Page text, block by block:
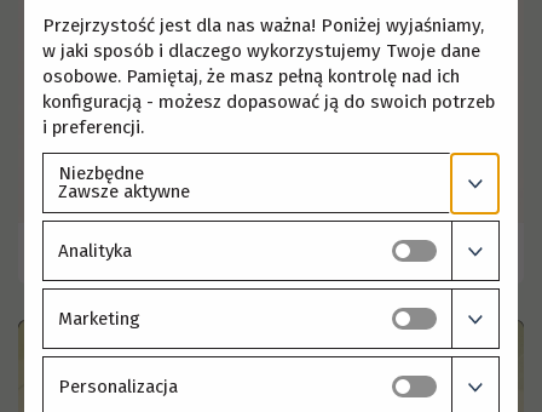
LOGO HR Excellence in research
Przejrzystość jest dla nas ważna! Poniżej wyjaśniamy,
w jaki sposób i dlaczego wykorzystujemy Twoje dane
osobowe. Pamiętaj, że masz pełną kontrolę nad ich
konfiguracją - możesz dopasować ją do swoich potrzeb
i preferencji.
Niezbędne
Zawsze aktywne
Analityka
Marketing
Personalizacja